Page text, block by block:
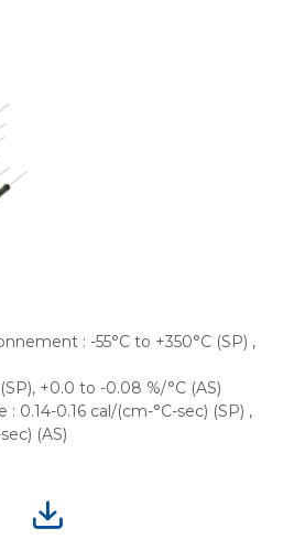
: -55°C to +350°C (SP) ,
+0.0 to -0.08 %/°C (AS)
0.14-0.16 cal/(cm-°C-sec) (SP) ,
(AS)